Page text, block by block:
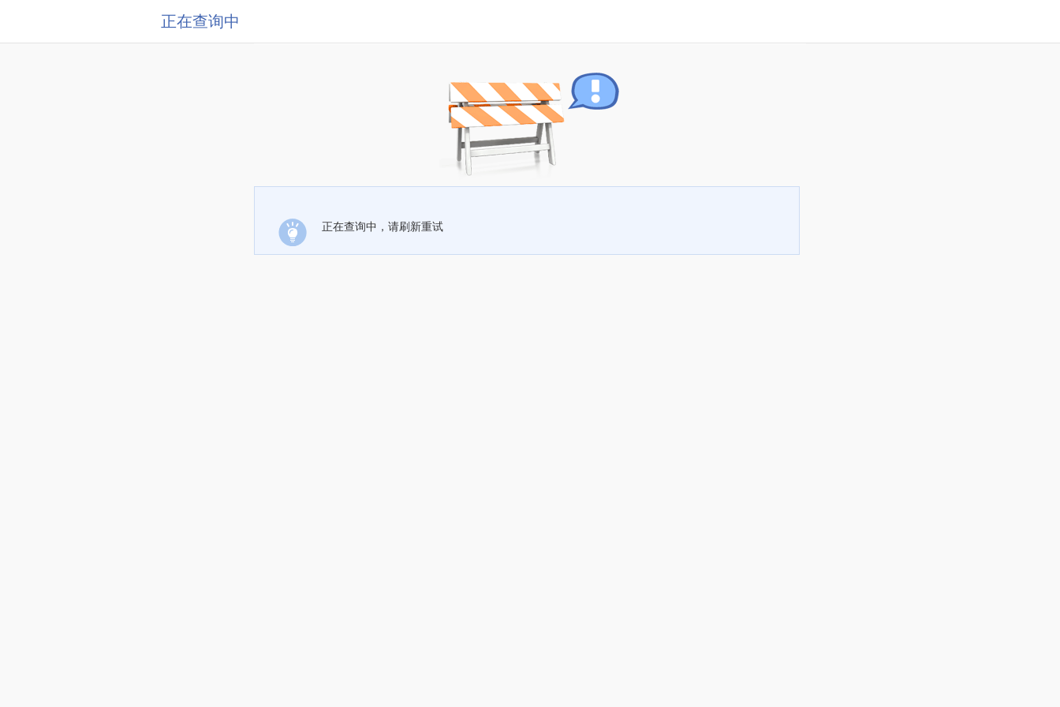
正在查询中
正在查询中，请刷新重试